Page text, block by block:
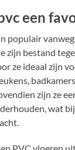
een
populair
zijn bestand
ze ideaal zijn
zijn ze
wat